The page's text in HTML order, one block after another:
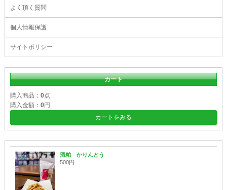
よく頂く質問
個人情報保護
サイトポリシー
カート
購入商品： 0点
購入金額： 0円
カートをみる
酒粕 かりんとう
500円